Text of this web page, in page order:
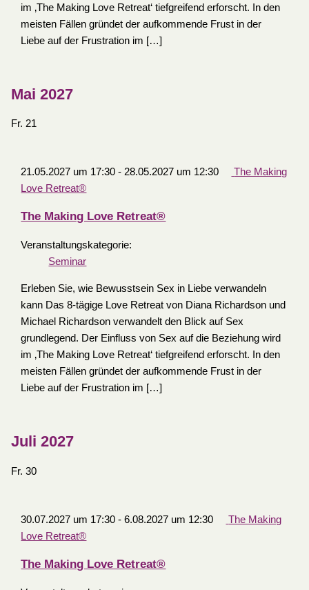
im ‚The Making Love Retreat‘ tiefgreifend erforscht. In den
meisten Fällen gründet der aufkommende Frust in der
Liebe auf der Frustration im […]
Mai 2027
Fr. 21
21.05.2027 um 17:30 - 28.05.2027 um 12:30
The Making
Love Retreat®
The Making Love Retreat®
Veranstaltungskategorie:
Seminar
Erleben Sie, wie Bewusstsein Sex in Liebe verwandeln
kann Das 8-tägige Love Retreat von Diana Richardson und
Michael Richardson verwandelt den Blick auf Sex
grundlegend. Der Einfluss von Sex auf die Beziehung wird
im ‚The Making Love Retreat‘ tiefgreifend erforscht. In den
meisten Fällen gründet der aufkommende Frust in der
Liebe auf der Frustration im […]
Juli 2027
Fr. 30
30.07.2027 um 17:30 -6.08.2027 um 12:30
The Making
Love Retreat®
The Making Love Retreat®